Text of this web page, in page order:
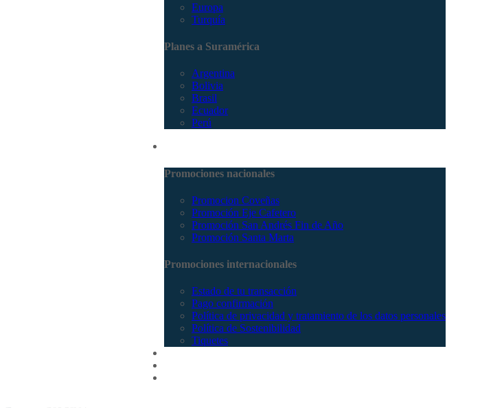
Europa
Turquía
Planes a Suramérica
Argentina
Bolivia
Brasil
Ecuador
Perú
Promociones nacionales
Promocion Coveñas
Promoción Eje Cafetero
Promoción San Andrés Fin de Año
Promoción Santa Marta
Promociones internacionales
Estado de tu transacción
Pago confirmación
Política de privacidad y tratamiento de los datos personales
Política de Sostenibilidad
Tiquetes